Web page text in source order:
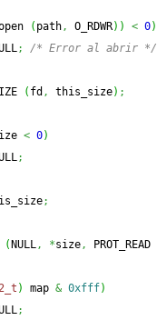
( path, O_RDWR) ) < 0)
; /* Error al abrir */
( fd , this_size) ;
< 0)
;
;
( NULL, *size, PROT_READ
) map & 0xfff)
;